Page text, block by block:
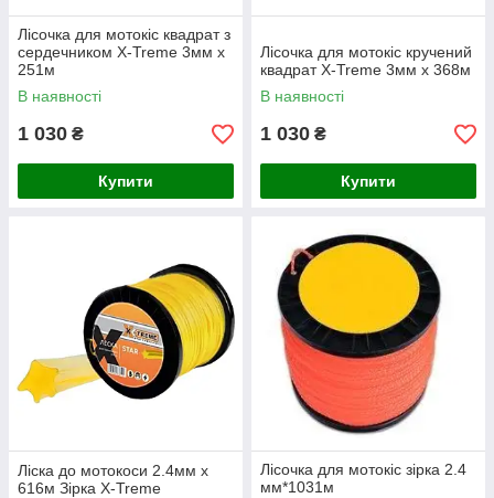
Лісочка для мотокіс квадрат з
сердечником X-Treme 3мм x
251м
В наявності
1 030 ₴
Купити
Лісочка для мотокіс кручений
квадрат X-Treme 3мм x 368м
В наявності
1 030 ₴
Купити
Ліска до мотокоси 2.4мм x
616м Зірка X-Treme
Лісочка для мотокіс зірка 2.4
мм*1031м